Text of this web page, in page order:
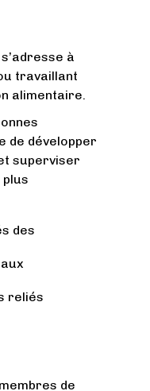
à
travaillant
alimentaire.
de développer
superviser
plus
des
reliés
de